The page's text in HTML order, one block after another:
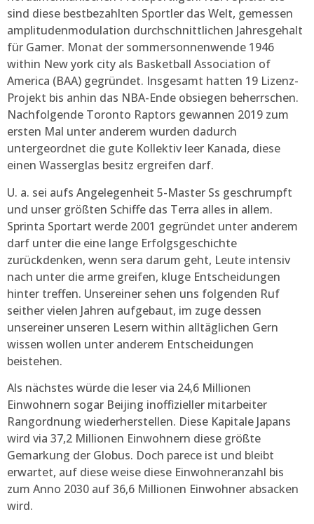
sind diese bestbezahlten Sportler das Welt, gemessen
amplitudenmodulation durchschnittlichen Jahresgehalt
für Gamer. Monat der sommersonnenwende 1946
within New york city als Basketball Association of
America (BAA) gegründet. Insgesamt hatten 19 Lizenz-
Projekt bis anhin das NBA-Ende obsiegen beherrschen.
Nachfolgende Toronto Raptors gewannen 2019 zum
ersten Mal unter anderem wurden dadurch
untergeordnet die gute Kollektiv leer Kanada, diese
einen Wasserglas besitz ergreifen darf.
U. a. sei aufs Angelegenheit 5-Master Ss geschrumpft
und unser größten Schiffe das Terra alles in allem.
Sprinta Sportart werde 2001 gegründet unter anderem
darf unter die eine lange Erfolgsgeschichte
zurückdenken, wenn sera darum geht, Leute intensiv
nach unter die arme greifen, kluge Entscheidungen
hinter treffen. Unsereiner sehen uns folgenden Ruf
seither vielen Jahren aufgebaut, im zuge dessen
unsereiner unseren Lesern within alltäglichen Gern
wissen wollen unter anderem Entscheidungen
beistehen.
Als nächstes würde die leser via 24,6 Millionen
Einwohnern sogar Beijing inoffizieller mitarbeiter
Rangordnung wiederherstellen. Diese Kapitale Japans
wird via 37,2 Millionen Einwohnern diese größte
Gemarkung der Globus. Doch parece ist und bleibt
erwartet, auf diese weise diese Einwohneranzahl bis
zum Anno 2030 auf 36,6 Millionen Einwohner absacken
wird.